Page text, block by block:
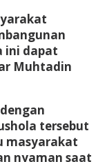
ini dapat
Muhtadin
tersebut
masyarakat
nyaman saat